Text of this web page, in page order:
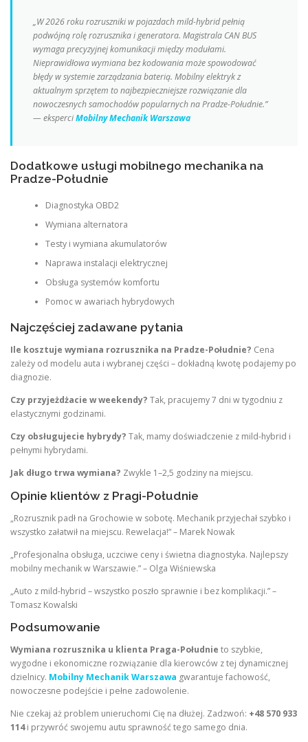
„W 2026 roku rozruszniki w pojazdach mild-hybrid pełnią
podwójną rolę rozrusznika i generatora. Magistrala CAN BUS
wymaga precyzyjnej komunikacji między modułami.
Nieprawidłowa wymiana bez kodowania może spowodować
błędy w systemie zarządzania baterią. Mobilny elektryk z
aktualnym sprzętem to najbezpieczniejsze rozwiązanie dla
nowoczesnych samochodów popularnych na Pradze-Południe.”
— eksperciMobilny Mechanik Warszawa
Dodatkowe usługi mobilnego mechanika na
Pradze-Południe
Diagnostyka OBD2
Wymiana alternatora
Testy i wymiana akumulatorów
Naprawa instalacji elektrycznej
Obsługa systemów komfortu
Pomoc w awariach hybrydowych
Najczęściej zadawane pytania
Ile kosztuje wymiana rozrusznika na Pradze-Południe? Cena
zależy od modelu auta i wybranej części – dokładną kwotę podajemy po
diagnozie.
Czy przyjeżdżacie w weekendy? Tak, pracujemy 7 dni w tygodniu z
elastycznymi godzinami.
Czy obsługujecie hybrydy? Tak, mamy doświadczenie z mild-hybrid i
pełnymi hybrydami.
Jak długo trwa wymiana? Zwykle 1–2,5 godziny na miejscu.
Opinie klientów z Pragi-Południe
„Rozrusznik padł na Grochowie w sobotę. Mechanik przyjechał szybko i
wszystko załatwił na miejscu. Rewelacja!” – Marek Nowak
„Profesjonalna obsługa, uczciwe ceny i świetna diagnostyka. Najlepszy
mobilny mechanik w Warszawie.” – Olga Wiśniewska
„Auto z mild-hybrid – wszystko poszło sprawnie i bez komplikacji.” –
Tomasz Kowalski
Podsumowanie
Wymiana rozrusznika u klienta Praga-Południe to szybkie,
wygodne i ekonomiczne rozwiązanie dla kierowców z tej dynamicznej
dzielnicy. Mobilny Mechanik Warszawa gwarantuje fachowość,
nowoczesne podejście i pełne zadowolenie.
Nie czekaj aż problem unieruchomi Cię na dłużej. Zadzwoń: +48 570 933
114i przywróć swojemu autu sprawność tego samego dnia.